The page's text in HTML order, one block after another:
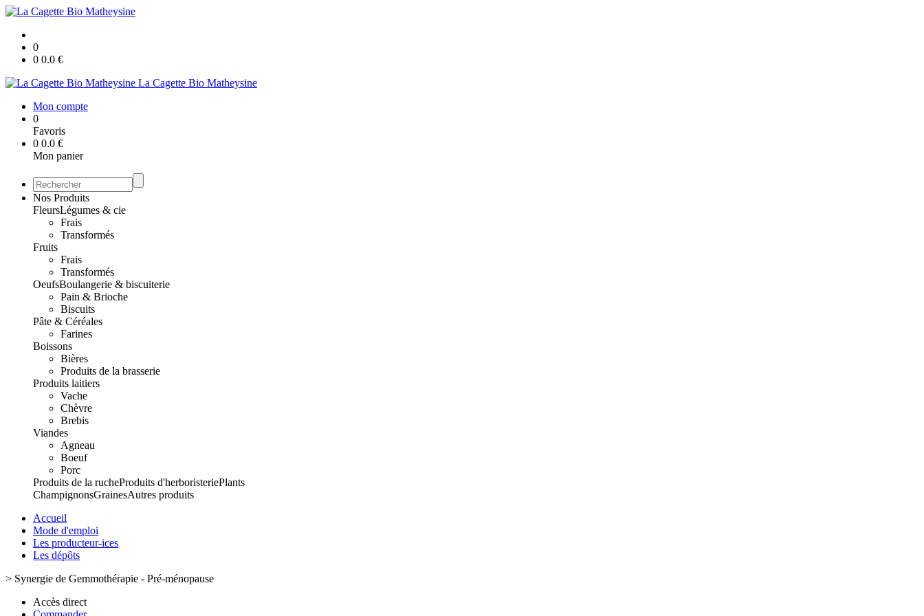
0
0 0.0 €
La Cagette Bio Matheysine
Mon compte
0
Favoris
0 0.0 €
Mon panier
Nos Produits
FleursLégumes & cie
Frais
Transformés
Fruits
Frais
Transformés
OeufsBoulangerie & biscuiterie
Pain & Brioche
Biscuits
Pâte & Céréales
Farines
Boissons
Bières
Produits de la brasserie
Produits laitiers
Vache
Chèvre
Brebis
Viandes
Agneau
Boeuf
Porc
Produits de la rucheProduits d'herboristeriePlants
ChampignonsGrainesAutres produits
Accueil
Mode d'emploi
Les producteur-ices
Les dépôts
> Synergie de Gemmothérapie - Pré-ménopause
Accès direct